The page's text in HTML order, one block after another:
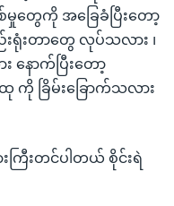
စ်မှုတွေကို အခြေခံပြီးတော့
းတာတွေ လုပ်သလား ၊
ောက်ပြီးတော့
ခြိမ်းခြောက်သလား
ကြီးတင်ပါတယ် စိုင်းရဲ